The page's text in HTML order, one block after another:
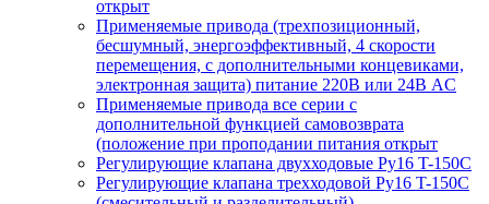
открыт
Применяемые привода (трехпозиционный,
бесшумный, энергоэффективный, 4 скорости
перемещения, с дополнительными концевиками,
электронная защита) питание 220В или 24В AC
Применяемые привода все серии с
дополнительной функцией самовозврата
(положение при проподании питания открыт
Регулирующие клапана двухходовые Ру16 T-150С
Регулирующие клапана трехходовой Ру16 T-150С